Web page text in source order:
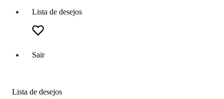
Lista de desejos
Sair
Lista de desejos